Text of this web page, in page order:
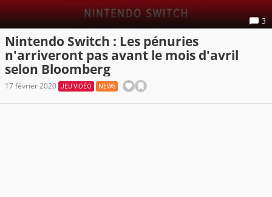
3
Nintendo Switch : Les pénuries
n'arriveront pas avant le mois d'avril
selon Bloomberg
17 février 2020 JEU VIDÉO NEWS